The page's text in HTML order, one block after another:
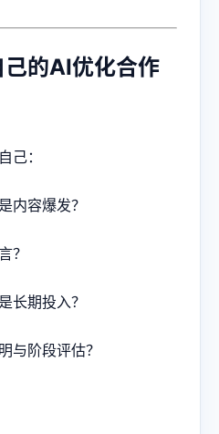
的AI优化合作
己：
内容爆发？
？
长期投入？
与阶段评估？